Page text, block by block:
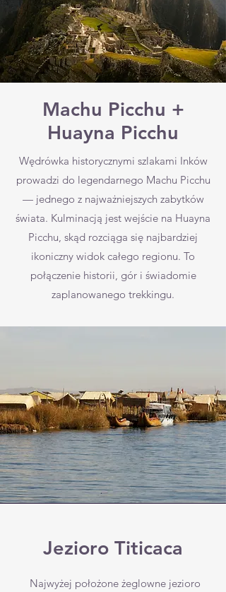
Machu Picchu +
Huayna Picchu
Wędrówka historycznymi szlakami Inków
prowadzi do legendarnego Machu Picchu
— jednego z najważniejszych zabytków
świata. Kulminacją jest wejście na Huayna
Picchu, skąd rozciąga się najbardziej
ikoniczny widok całego regionu. To
połączenie historii, gór i świadomie
zaplanowanego trekkingu.
Jezioro Titicaca
Najwyżej położone żeglowne jezioro